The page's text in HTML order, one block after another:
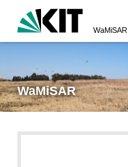
WaMiSAR
WaMiSAR